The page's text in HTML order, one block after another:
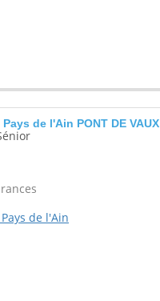
de l'Ain PONT DE VAUX
de l'Ain